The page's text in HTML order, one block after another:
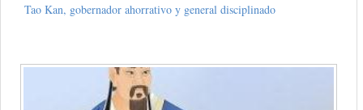
Tao Kan, gobernador ahorrativo y general disciplinado